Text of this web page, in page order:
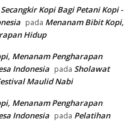
Kopi Bagi Petani Kopi -
pada Menanam Bibit Kopi,
Hidup
Menanam Pengharapan
Indonesia pada Sholawat
Maulid Nabi
Menanam Pengharapan
Indonesia pada Pelatihan